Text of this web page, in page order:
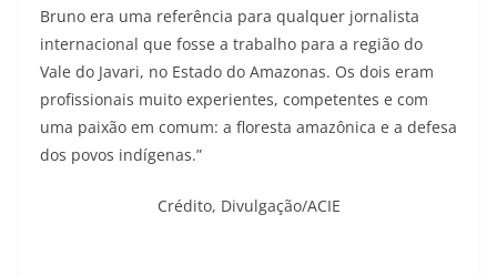
Bruno era uma referência para qualquer jornalista
internacional que fosse a trabalho para a região do
Vale do Javari, no Estado do Amazonas. Os dois eram
profissionais muito experientes, competentes e com
uma paixão em comum: a floresta amazônica e a defesa
dos povos indígenas.”
Crédito, Divulgação/ACIE